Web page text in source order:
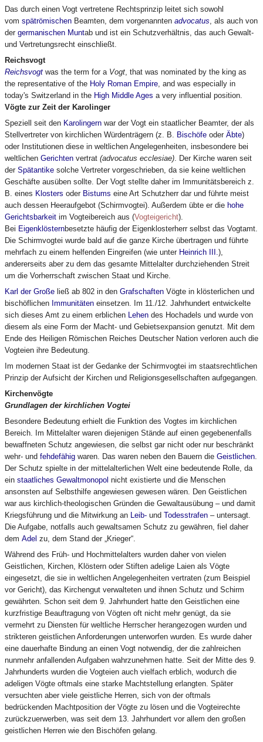
Das durch einen Vogt vertretene Rechtsprinzip leitet sich sowohl
vom spätrömischen Beamten, dem vorgenannten advocatus, als auch von
der germanischen Muntab und ist ein Schutzverhältnis, das auch Gewalt-
und Vertretungsrecht einschließt.
Reichsvogt
Reichsvogt was the term for a Vogt, that was nominated by the king as
the representative of the Holy Roman Empire, and was especially in
today's Switzerland in the High Middle Ages a very influential position.
Vögte zur Zeit der Karolinger
Speziell seit den Karolingern war der Vogt ein staatlicher Beamter, der als
Stellvertreter von kirchlichen Würdenträgern (z. B. Bischöfe oder Äbte)
oder Institutionen diese in weltlichen Angelegenheiten, insbesondere bei
weltlichen Gerichten vertrat (advocatus ecclesiae). Der Kirche waren seit
der Spätantike solche Vertreter vorgeschrieben, da sie keine weltlichen
Geschäfte ausüben sollte. Der Vogt stellte daher im Immunitätsbereich z.
B. eines Klosters oder Bistums eine Art Schutzherr dar und führte meist
auch dessen Heeraufgebot (Schirmvogtei). Außerdem übte er die hohe
Gerichtsbarkeit im Vogteibereich aus (Vogteigericht).
Bei Eigenklösternbesetzte häufig der Eigenklosterherr selbst das Vogtamt.
Die Schirmvogtei wurde bald auf die ganze Kirche übertragen und führte
mehrfach zu einem helfenden Eingreifen (wie unter Heinrich III.),
andererseits aber zu dem das gesamte Mittelalter durchziehenden Streit
um die Vorherrschaft zwischen Staat und Kirche.
Karl der Große ließ ab 802 in den Grafschaften Vögte in klösterlichen und
bischöflichen Immunitäten einsetzen. Im 11./12. Jahrhundert entwickelte
sich dieses Amt zu einem erblichen Lehen des Hochadels und wurde von
diesem als eine Form der Macht- und Gebietsexpansion genutzt. Mit dem
Ende des Heiligen Römischen Reiches Deutscher Nation verloren auch die
Vogteien ihre Bedeutung.
Im modernen Staat ist der Gedanke der Schirmvogtei im staatsrechtlichen
Prinzip der Aufsicht der Kirchen und Religionsgesellschaften aufgegangen.
Kirchenvögte
Grundlagen der kirchlichen Vogtei
Besondere Bedeutung erhielt die Funktion des Vogtes im kirchlichen
Bereich. Im Mittelalter waren diejenigen Stände auf einen gegebenenfalls
bewaffneten Schutz angewiesen, die selbst gar nicht oder nur beschränkt
wehr- und fehdefähig waren. Das waren neben den Bauern die Geistlichen.
Der Schutz spielte in der mittelalterlichen Welt eine bedeutende Rolle, da
ein staatliches Gewaltmonopol nicht existierte und die Menschen
ansonsten auf Selbsthilfe angewiesen gewesen wären. Den Geistlichen
war aus kirchlich-theologischen Gründen die Gewaltausübung – und damit
Kriegsführung und die Mitwirkung an Leib- und Todesstrafen – untersagt.
Die Aufgabe, notfalls auch gewaltsamen Schutz zu gewähren, fiel daher
dem Adel zu, dem Stand der „Krieger“.
Während des Früh- und Hochmittelalters wurden daher von vielen
Geistlichen, Kirchen, Klöstern oder Stiften adelige Laien als Vögte
eingesetzt, die sie in weltlichen Angelegenheiten vertraten (zum Beispiel
vor Gericht), das Kirchengut verwalteten und ihnen Schutz und Schirm
gewährten. Schon seit dem 9. Jahrhundert hatte den Geistlichen eine
kurzfristige Beauftragung von Vögten oft nicht mehr genügt, da sie
vermehrt zu Diensten für weltliche Herrscher herangezogen wurden und
strikteren geistlichen Anforderungen unterworfen wurden. Es wurde daher
eine dauerhafte Bindung an einen Vogt notwendig, der die zahlreichen
nunmehr anfallenden Aufgaben wahrzunehmen hatte. Seit der Mitte des 9.
Jahrhunderts wurden die Vogteien auch vielfach erblich, wodurch die
adeligen Vögte oftmals eine starke Machtstellung erlangten. Später
versuchten aber viele geistliche Herren, sich von der oftmals
bedrückenden Machtposition der Vögte zu lösen und die Vogteirechte
zurückzuerwerben, was seit dem 13. Jahrhundert vor allem den großen
geistlichen Herren wie den Bischöfen gelang.